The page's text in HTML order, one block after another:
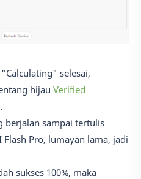
selesai,
hijau Verified
.
berjalan sampai tertulis
Flash Pro, lumayan lama, jadi
sukses 100%, maka